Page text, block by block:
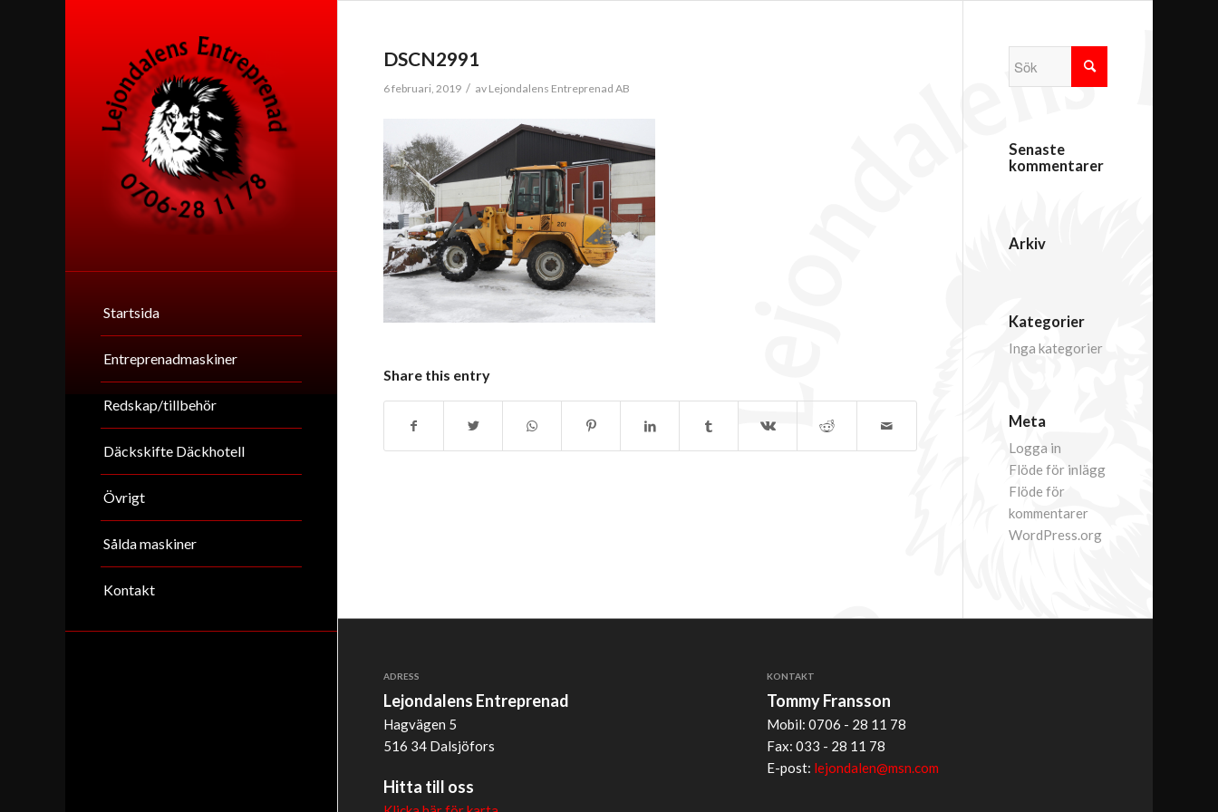
Startsida
Entreprenadmaskiner
Redskap/tillbehör
Däckskifte Däckhotell
Övrigt
Sålda maskiner
Kontakt
DSCN2991
6 februari, 2019 / av Lejondalens Entreprenad AB
Share this entry
Senaste
kommentarer
Arkiv
Kategorier
Inga kategorier
Meta
Logga in
Flöde för inlägg
Flöde för
kommentarer
WordPress.org
ADRESS
Lejondalens Entreprenad
Hagvägen 5
516 34 Dalsjöfors
Hitta till oss
KONTAKT
Tommy Fransson
Mobil: 0706 - 28 11 78
Fax: 033 - 28 11 78
E-post: lejondalen@msn.com